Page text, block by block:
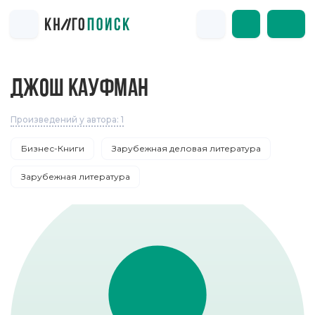
ДЖОШ КАУФМАН
Произведений у автора: 1
Бизнес-Книги Зарубежная деловая литература
Зарубежная литература